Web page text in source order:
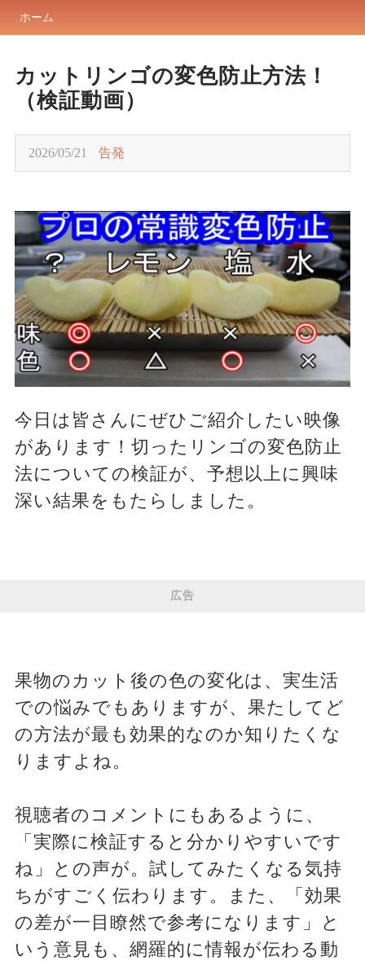
ホーム
カットリンゴの変色防止方法！
（検証動画）
2026/05/21 告発
今日は皆さんにぜひご紹介したい映像
があります！切ったリンゴの変色防止
法についての検証が、予想以上に興味
深い結果をもたらしました。
広告
果物のカット後の色の変化は、実生活
での悩みでもありますが、果たしてど
の方法が最も効果的なのか知りたくな
りますよね。
視聴者のコメントにもあるように、
「実際に検証すると分かりやすいです
ね」との声が。試してみたくなる気持
ちがすごく伝わります。また、「効果
の差が一目瞭然で参考になります」と
いう意見も、網羅的に情報が伝わる動